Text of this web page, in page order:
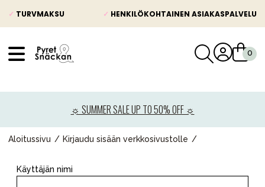
✓ TURVMAKSU ✓ HENKILÖKOHTAINEN ASIAKASPALVELU
☼ SUMMER SALE UP TO 50% OFF ☼
Aloitussivu Kirjaudu sisään verkkosivustolle
Käyttäjän nimi
Lastenvaunut
Lasten turvaistuimet